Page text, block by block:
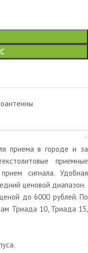
приема в городе и за
приемные
сигнала. Удобная
ценовой диапазон.
до 6000 рублей. По
Триада 10, Триада 15,